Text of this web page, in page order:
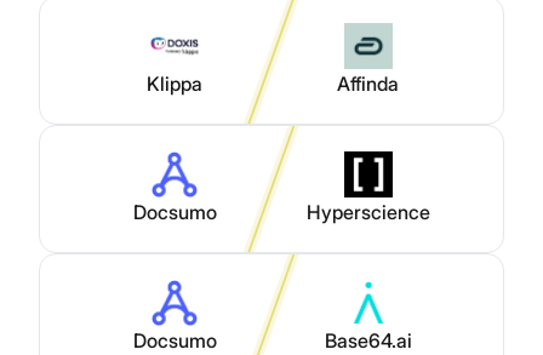
Klippa Affinda
Docsumo Hyperscience
Docsumo Base64.ai